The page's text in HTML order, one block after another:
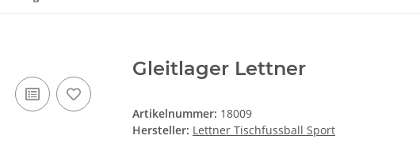
Gleitlager Lettner
Artikelnummer: 18009
Hersteller: Lettner Tischfussball Sport